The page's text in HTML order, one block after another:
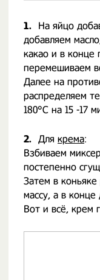
1.
На яйцо
добавляем
какао и в конце
перемешиваем
Далее на
распределяем
180°С на 15 -17
2. Для крема:
Взбиваем
постепенно
Затем в
массу, а в конце
Вот и всё, крем